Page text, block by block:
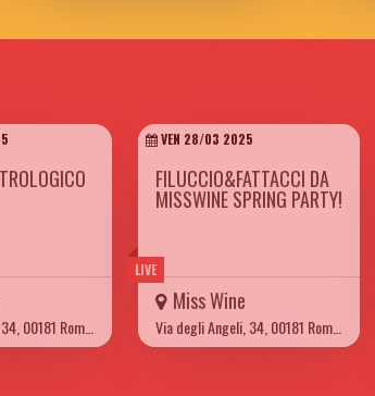
LIVE
VEN 28/03 2025
FILUCCIO&FATTACCI DA
MISSWINE SPRING PARTY!
Miss Wine